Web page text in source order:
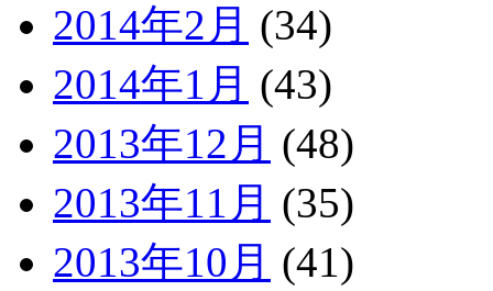
2014年2月 (34)
2014年1月 (43)
2013年12月 (48)
2013年11月 (35)
2013年10月 (41)